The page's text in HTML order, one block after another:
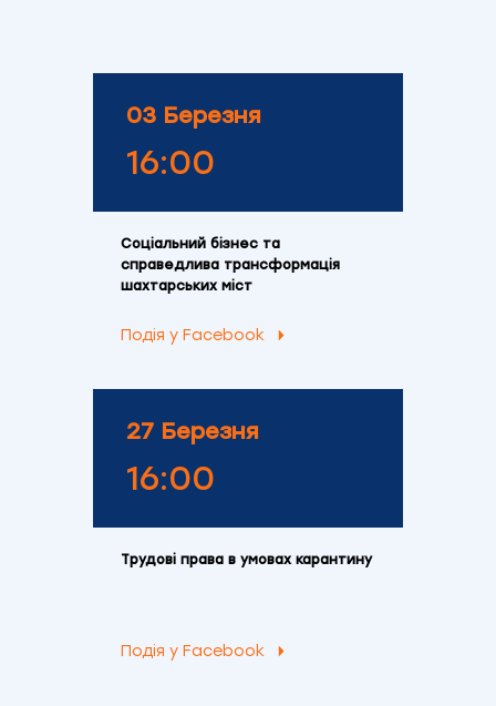
03 Березня
16:00
Соціальний бізнес та
справедлива трансформація
шахтарських міст
Подія у Facebook
27 Березня
16:00
Трудові права в умовах карантину
Подія у Facebook